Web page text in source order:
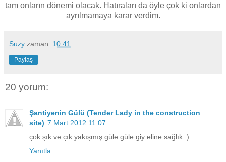
tam onların dönemi olacak. Hatıraları da öyle çok ki onlardan
ayrılmamaya karar verdim.
Suzy zaman: 10:41
Paylaş
20 yorum:
Şantiyenin Gülü (Tender Lady in the construction
site) 7 Mart 2012 11:07
çok şık ve çık yakışmış güle güle giy eline sağlık :)
Yanıtla